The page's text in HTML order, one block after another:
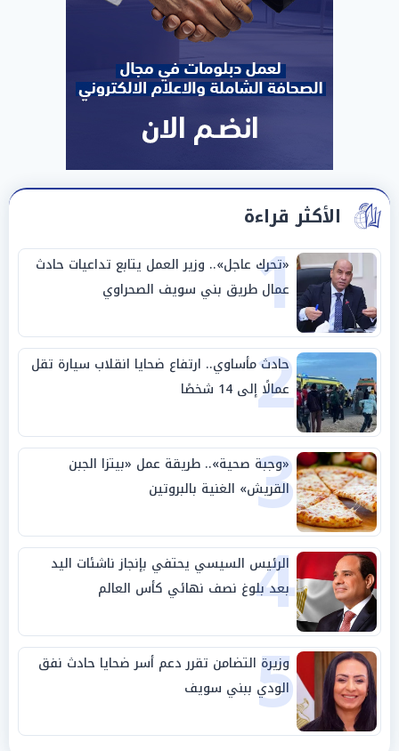
الأكثر قراءة
1
«تحرك عاجل».. وزير العمل يتابع تداعيات حادث
عمال طريق بني سويف الصحراوي
2
حادث مأساوي.. ارتفاع ضحايا انقلاب سيارة تقل
عمالًا إلى 14 شخصًا
3
«وجبة صحية».. طريقة عمل «بيتزا الجبن
القريش» الغنية بالبروتين
4
الرئيس السيسي يحتفي بإنجاز ناشئات اليد
بعد بلوغ نصف نهائي كأس العالم
5
وزيرة التضامن تقرر دعم أسر ضحايا حادث نفق
الودي ببني سويف